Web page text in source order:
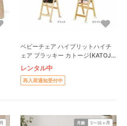
ベビーチェア ハイブリットハイチ
ェア プラッキー カトージ(KATOJI)
ベビーチェア
レンタル中
再入荷通知受付中